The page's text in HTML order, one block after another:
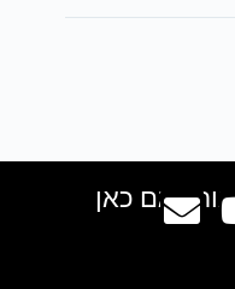
גם כאן